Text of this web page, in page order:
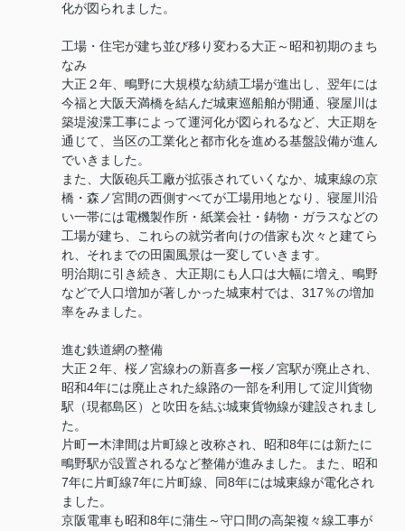
化が図られました。
工場・住宅が建ち並び移り変わる大正～昭和初期のまち
なみ
大正２年、鴫野に大規模な紡績工場が進出し、翌年には
今福と大阪天満橋を結んだ城東巡船舶が開通、寝屋川は
築堤浚渫工事によって運河化が図られるなど、大正期を
通じて、当区の工業化と都市化を進める基盤設備が進ん
でいきました。
また、大阪砲兵工廠が拡張されていくなか、城東線の京
橋・森ノ宮間の西側すべてが工場用地となり、寝屋川沿
い一帯には電機製作所・紙業会社・鋳物・ガラスなどの
工場が建ち、これらの就労者向けの借家も次々と建てら
れ、それまでの田園風景は一変していきます。
明治期に引き続き、大正期にも人口は大幅に増え、鴫野
などで人口増加が著しかった城東村では、317％の増加
率をみました。
進む鉄道網の整備
大正２年、桜ノ宮線わの新喜多ー桜ノ宮駅が廃止され、
昭和4年には廃止された線路の一部を利用して淀川貨物
駅（現都島区）と吹田を結ぶ城東貨物線が建設されまし
た。
片町ー木津間は片町線と改称され、昭和8年には新たに
鴫野駅が設置されるなど整備が進みました。また、昭和
7年に片町線7年に片町線、同8年には城東線が電化され
ました。
京阪電車も昭和8年に蒲生～守口間の高架複々線工事が